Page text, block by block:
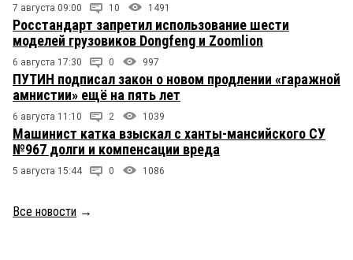
7 августа 09:00 10 1491
Росстандарт запретил использование шести
моделей грузовиков Dongfeng и Zoomlion
6 августа 17:30 0 997
ПУТИН подписал закон о новом продлении «гаражной
амнистии» ещё на пять лет
6 августа 11:10 2 1039
Машинист катка взыскал с ханты-мансийского СУ
№967 долги и компенсации вреда
5 августа 15:44 0 1086
Все новости →